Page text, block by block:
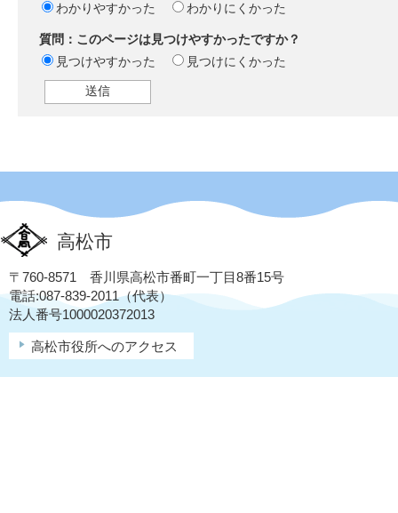
わかりやすかった
わかりにくかった
質問：このページは見つけやすかったですか？
見つけやすかった
見つけにくかった
高松市
〒760-8571 香川県高松市番町一丁目8番15号
電話:087-839-2011（代表）
法人番号1000020372013
高松市役所へのアクセス